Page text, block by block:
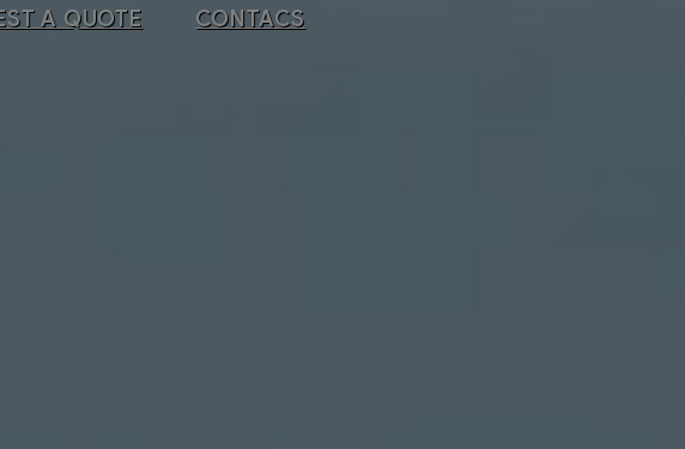
A QUOTE CONTACS